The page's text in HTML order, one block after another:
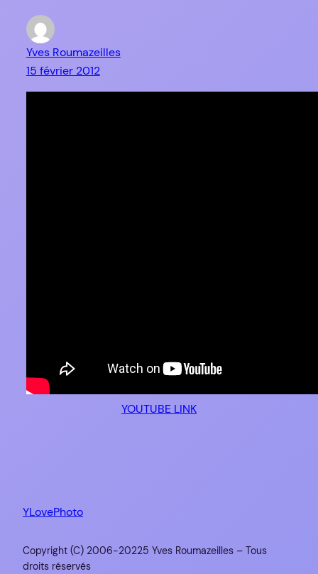
Yves Roumazeilles
15 février 2012
YOUTUBE LINK
YLovePhoto
Copyright (C) 2006-20225 Yves Roumazeilles – Tous
droits réservés